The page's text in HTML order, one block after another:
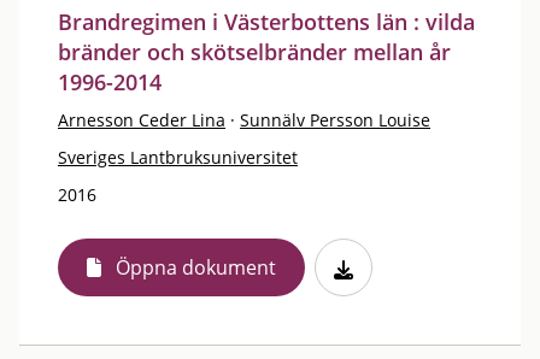
Brandregimen i Västerbottens län : vilda
bränder och skötselbränder mellan år
1996-2014
Arnesson Ceder Lina · Sunnälv Persson Louise
Sveriges Lantbruksuniversitet
2016
Öppna dokument